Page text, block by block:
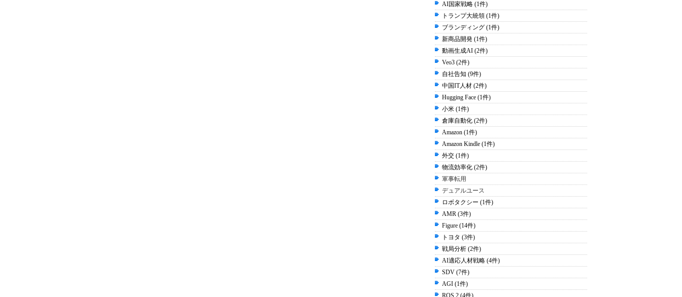
AI国家戦略 (1件)
トランプ大統領 (1件)
ブランディング (1件)
新商品開発 (1件)
動画生成AI (2件)
Veo3 (2件)
自社告知 (9件)
中国IT人材 (2件)
Hugging Face (1件)
小米 (1件)
倉庫自動化 (2件)
Amazon (1件)
Amazon Kindle (1件)
外交 (1件)
物流効率化 (2件)
軍事転用
デュアルユース
ロボタクシー (1件)
AMR (3件)
Figure (14件)
トヨタ (3件)
戦局分析 (2件)
AI適応人材戦略 (4件)
SDV (7件)
AGI (1件)
ROS 2 (4件)